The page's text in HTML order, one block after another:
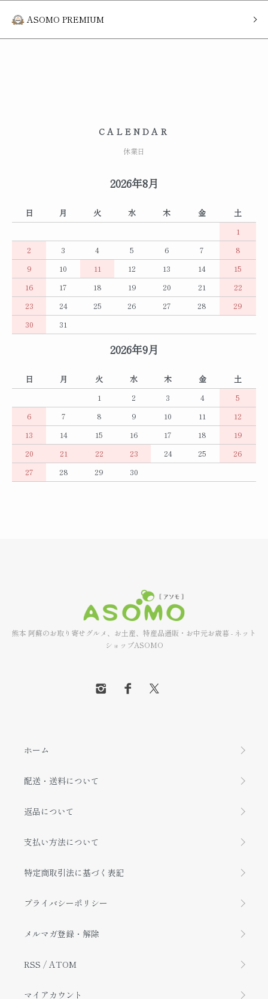
ASOMO PREMIUM
CALENDAR
休業日
2026年8月
日 月 火 水 木 金
土
1
2
3 4 5 6 7
8
9
10 11 12 13 14
15
16
17 18 19 20 21
22
23
24 25 26 27 28
29
30
31
2026年9月
日 月 火 水 木 金
土
1
2 3 4
5
6
7 8 9 10 11
12
13
14 15 16 17 18
19
20
21 22 23 24 25
26
27
28 29 30
熊本 阿蘇のお取り寄せグルメ、お土産、特産品通販・お中元お歳暮 - ネット
ショップASOMO
ホーム
配送・送料について
返品について
支払い方法について
特定商取引法に基づく表記
プライバシーポリシー
メルマガ登録・解除
RSS / ATOM
マイアカウント